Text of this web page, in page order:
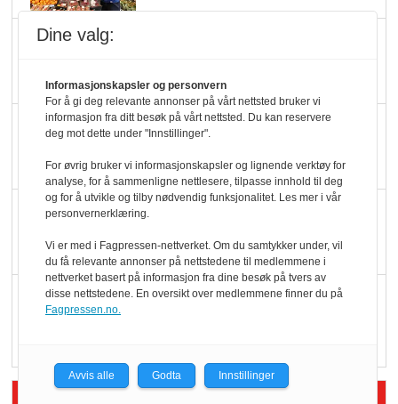
Færre varer, men fulle
hyller
KI lager mat i butikken
Q passerte 1 milliard i
Dine valg:
Informasjonskapsler og personvern
For å gi deg relevante annonser på vårt nettsted bruker vi
informasjon fra ditt besøk på vårt nettsted. Du kan reservere
deg mot dette under "Innstillinger".
For øvrig bruker vi informasjonskapsler og lignende verktøy for
analyse, for å sammenligne nettlesere, tilpasse innhold til deg
og for å utvikle og tilby nødvendig funksjonalitet. Les mer i vår
personvernerklæring.
Vi er med i Fagpressen-nettverket. Om du samtykker under, vil
du få relevante annonser på nettstedene til medlemmene i
nettverket basert på informasjon fra dine besøk på tvers av
disse nettstedene. En oversikt over medlemmene finner du på
Fagpressen.no.
Avvis alle Godta Innstillinger